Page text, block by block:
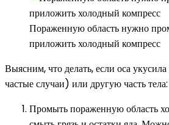
Пораженную область нужно
приложить холодный компресс
Выясним, что делать, если оса
частые случаи) или другую часть тела:
Промыть пораженную область